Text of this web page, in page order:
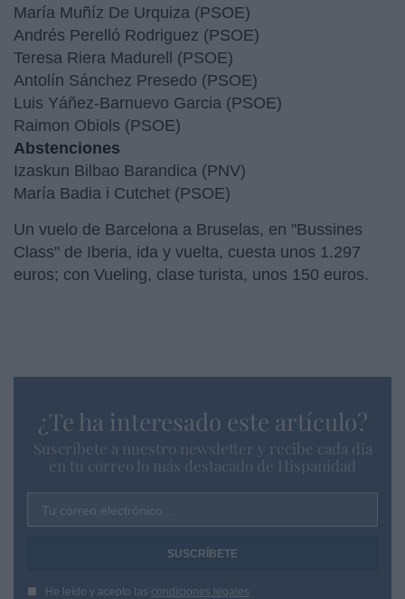
María Muñíz De Urquiza (PSOE)
Andrés Perelló Rodriguez (PSOE)
Teresa Riera Madurell (PSOE)
Antolín Sánchez Presedo (PSOE)
Luis Yáñez-Barnuevo Garcia (PSOE)
Raimon Obiols (PSOE)
Abstenciones
Izaskun Bilbao Barandica (PNV)
María Badia i Cutchet (PSOE)
Un vuelo de Barcelona a Bruselas, en "Bussines
Class" de Iberia, ida y vuelta, cuesta unos 1.297
euros; con Vueling, clase turista, unos 150 euros.
¿Te ha interesado este artículo?
Suscríbete a nuestro newsletter y recibe cada dia
en tu correo lo más destacado de Hispanidad
Tu correo electrónico...
He leído y acepto las condiciones legales